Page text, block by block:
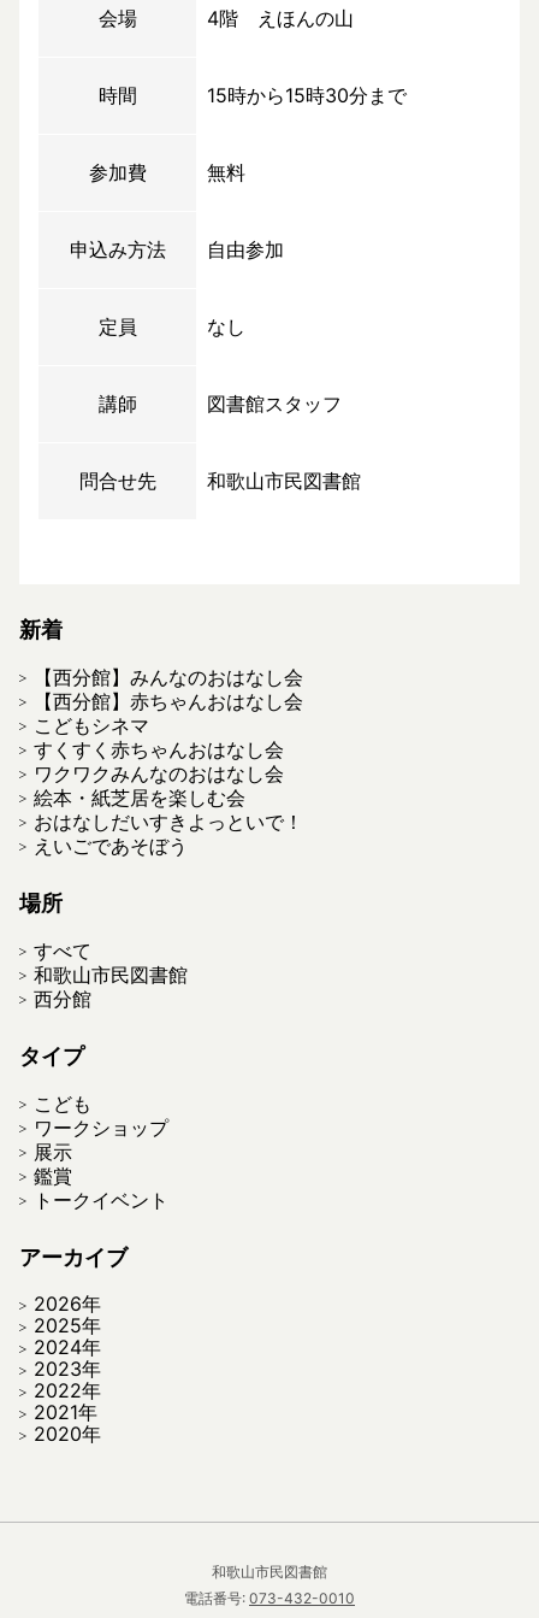
会場 4階 えほんの山
時間 15時から15時30分まで
参加費 無料
申込み方法 自由参加
定員 なし
講師 図書館スタッフ
問合せ先 和歌山市民図書館
新着
【西分館】みんなのおはなし会
【西分館】赤ちゃんおはなし会
こどもシネマ
すくすく赤ちゃんおはなし会
ワクワクみんなのおはなし会
絵本・紙芝居を楽しむ会
おはなしだいすきよっといで！
えいごであそぼう
場所
すべて
和歌山市民図書館
西分館
タイプ
こども
ワークショップ
展示
鑑賞
トークイベント
アーカイブ
2026年
2025年
2024年
2023年
2022年
2021年
2020年
和歌山市民図書館
電話番号: 073-432-0010